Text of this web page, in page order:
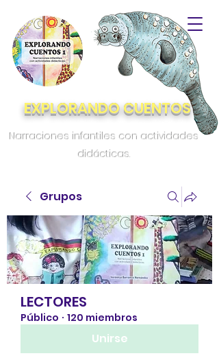
EXPLORANDO CUENTOS
Narraciones infantiles con actividades
didácticas.
Grupos
LECTORES
Público · 120 miembros
Unirse